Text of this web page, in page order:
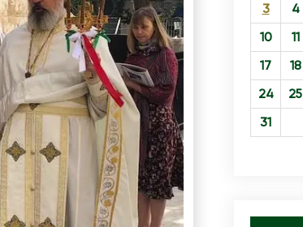
3
4
10
11
17
18
24
25
31